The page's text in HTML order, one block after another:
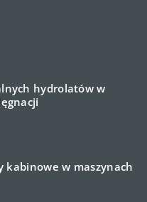
hydrolatów w
kabinowe w maszynach